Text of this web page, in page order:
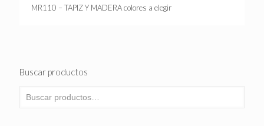
MR110 – TAPIZ Y MADERA colores a elegir
Buscar productos